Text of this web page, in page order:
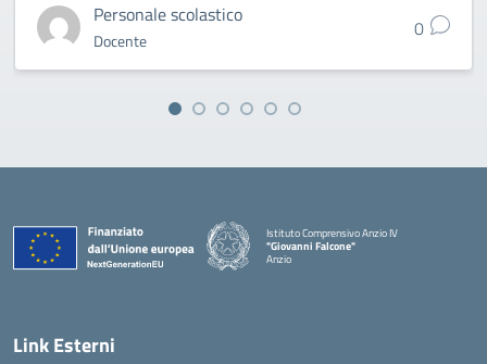
Personale scolastico
Docente 0
Istituto Comprensivo Anzio IV
"Giovanni Falcone"
Anzio
Link Esterni